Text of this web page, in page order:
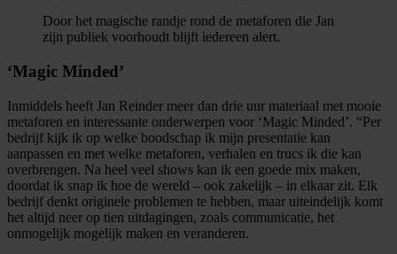
Door het magische randje rond de metaforen die Jan
zijn publiek voorhoudt blijft iedereen alert.
‘Magic Minded’
Inmiddels heeft Jan Reinder meer dan drie uur materiaal met mooie
metaforen en interessante onderwerpen voor ‘Magic Minded’. “Per
bedrijf kijk ik op welke boodschap ik mijn presentatie kan
aanpassen en met welke metaforen, verhalen en trucs ik die kan
overbrengen. Na heel veel shows kan ik een goede mix maken,
doordat ik snap ik hoe de wereld – ook zakelijk – in elkaar zit. Elk
bedrijf denkt originele problemen te hebben, maar uiteindelijk komt
het altijd neer op tien uitdagingen, zoals communicatie, het
onmogelijk mogelijk maken en veranderen.